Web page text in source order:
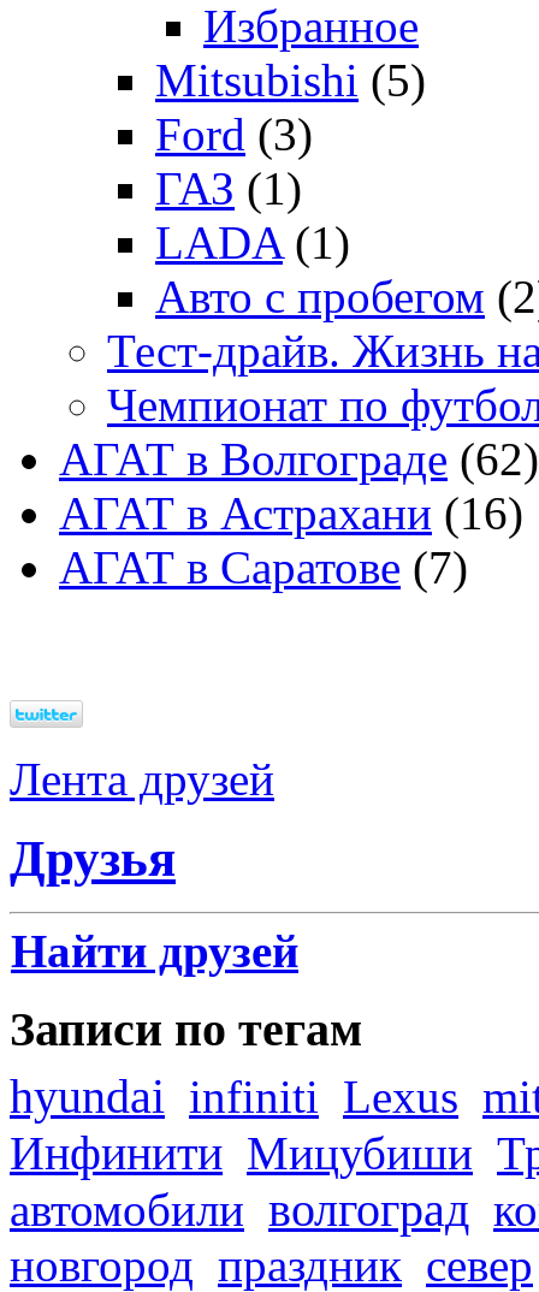
Избранное
Mitsubishi (5)
Ford (3)
ГАЗ (1)
LADA (1)
Авто с пробегом
Тест-драйв. Жизнь
Чемпионат по
АГАТ в Волгограде (62)
АГАТ в Астрахани (16)
АГАТ в Саратове (7)
Лента друзей
Друзья
Найти друзей
Записи по тегам
hyundai infiniti Lexus
Инфинити Мицубиши
автомобили волгоград
новгород праздник север